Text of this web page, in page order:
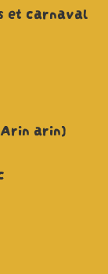
et carnaval
arin)